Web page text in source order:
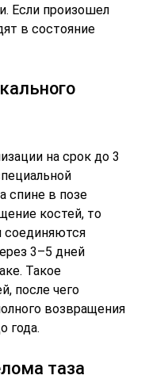
Если произошел
в состояние
на срок до 3
спине в позе
костей, то
соединяются
3–5 дней
Такое
после чего
возвращения
года.
таза